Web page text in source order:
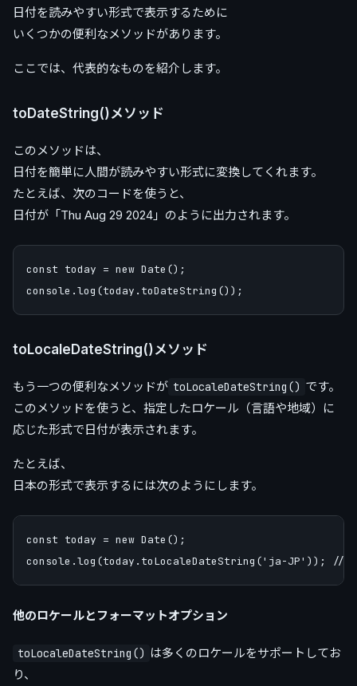
日付を読みやすい形式で表示するために
いくつかの便利なメソッドがあります。
ここでは、代表的なものを紹介します。
toDateString()メソッド
このメソッドは、
日付を簡単に人間が読みやすい形式に変換してくれます。
たとえば、次のコードを使うと、
日付が「Thu Aug 29 2024」のように出力されます。
const today = new Date();
toLocaleDateString()メソッド
もう一つの便利なメソッドが toLocaleDateString() です。
このメソッドを使うと、指定したロケール（言語や地域）に
応じた形式で日付が表示されます。
たとえば、
日本の形式で表示するには次のようにします。
const today = new Date();
他のロケールとフォーマットオプション
toLocaleDateString() は多くのロケールをサポートしてお
り、